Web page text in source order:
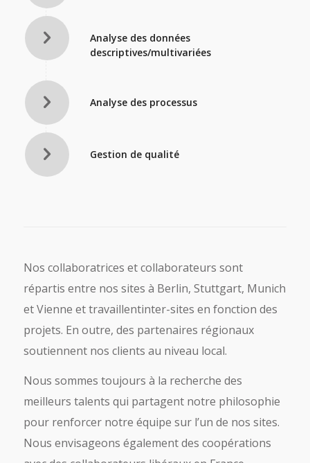
Analyse des données
descriptives/multivariées
Analyse des processus
Gestion de qualité
Nos collaboratrices et collaborateurs sont
répartis entre nos sites à Berlin, Stuttgart, Munich
et Vienne et travaillentinter-sites en fonction des
projets. En outre, des partenaires régionaux
soutiennent nos clients au niveau local.
Nous sommes toujours à la recherche des
meilleurs talents qui partagent notre philosophie
pour renforcer notre équipe sur l’un de nos sites.
Nous envisageons également des coopérations